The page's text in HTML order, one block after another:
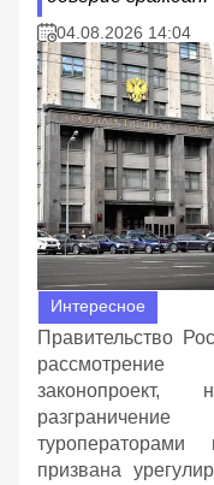
04.08.2026 14:04
Интересное
Правительство
призвана